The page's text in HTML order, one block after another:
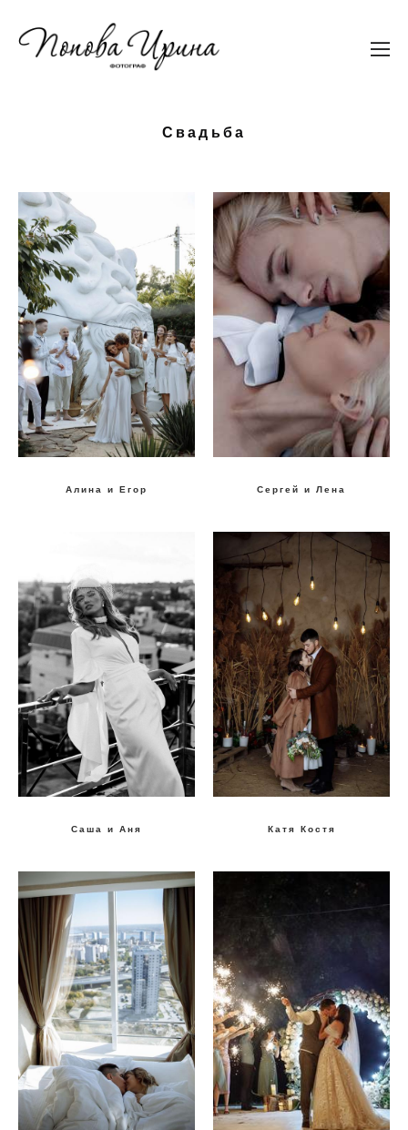
Свадьба
Алина и Егор Сергей и Лена
Саша и Аня Катя Костя